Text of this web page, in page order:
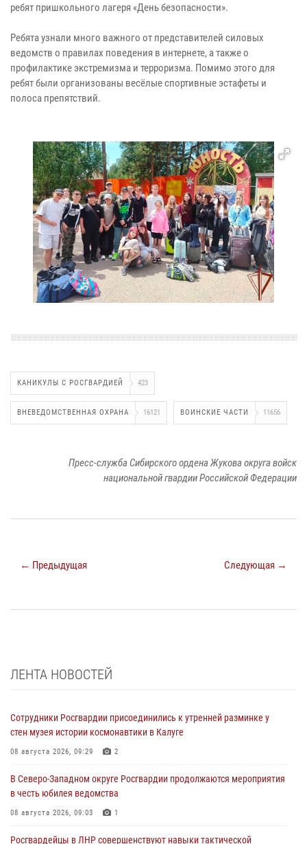
ребят пришкольного лагеря «День безопасности».
Ребята узнали много важного от представителей силовых
ведомств о правилах поведения в интернете, а также о
профилактике экстремизма и терроризма. Помимо этого для
ребят были организованы весёлые спортивные эстафеты и
полоса препятствий.
КАНИКУЛЫ С РОСГВАРДИЕЙ 423
ВНЕВЕДОМСТВЕННАЯ ОХРАНА 16121 ВОИНСКИЕ ЧАСТИ 11656
Пресс-служба Сибирского ордена Жукова округа войск
национальной гвардии Российской Федерации
← Предыдущая Следующая →
ЛЕНТА НОВОСТЕЙ
Сотрудники Росгвардии присоединились к утренней разминке у
стен музея истории космонавтики в Калуге
08 августа 2026, 09:29 2
В Северо-Западном округе Росгвардии продолжаются мероприятия
в честь юбилея ведомства
08 августа 2026, 09:03 1
Росгвардейцы в ЛНР совершенствуют навыки тактической